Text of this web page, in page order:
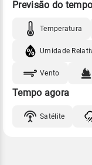
Previsão do tempo
Temperatura
Umidade
Vento
Tempo agora
Satélite